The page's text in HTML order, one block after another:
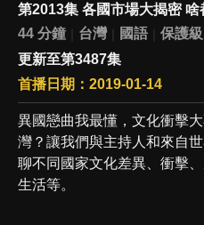
第2013集 各國市場大揭密
44 分鐘
台灣 國語
保護級
更新至第3487集
首播日期：2019-01-14
異國戀曲我最懂，文化衝擊
灣？讓我們與主持人和來自
聊不同國家文化差異、衝擊
生活等。